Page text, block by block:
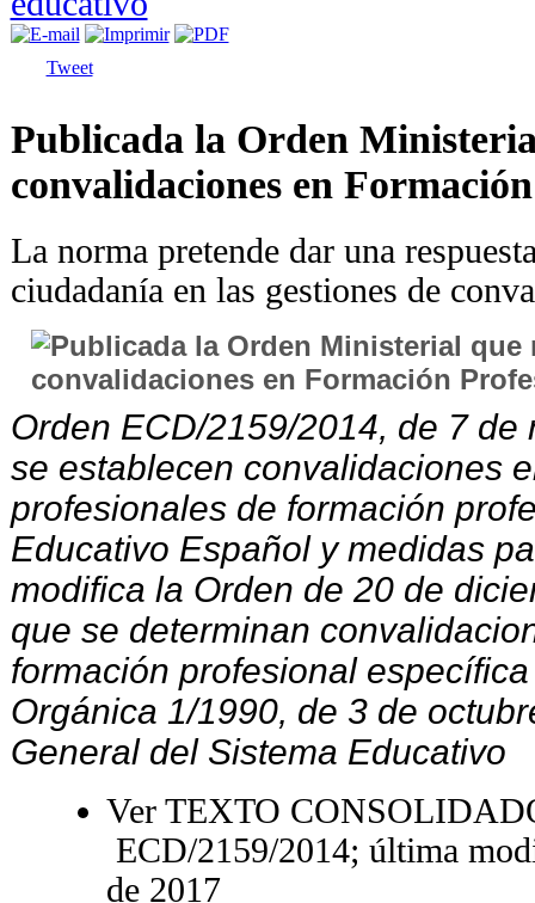
Tweet
Publicada la Orden
convalidaciones en
La norma pretende dar una
ciudadanía en las gestiones de
Orden ECD/2159/2014, de 7 de
se establecen convalidaciones
profesionales de formación
Educativo Español y medidas
modifica la Orden de 20 de
que se determinan
formación profesional
Orgánica 1/1990, de 3 de
General del Sistema Educativo
Ver TEXTO
ECD/2159/2014; última
de 2017